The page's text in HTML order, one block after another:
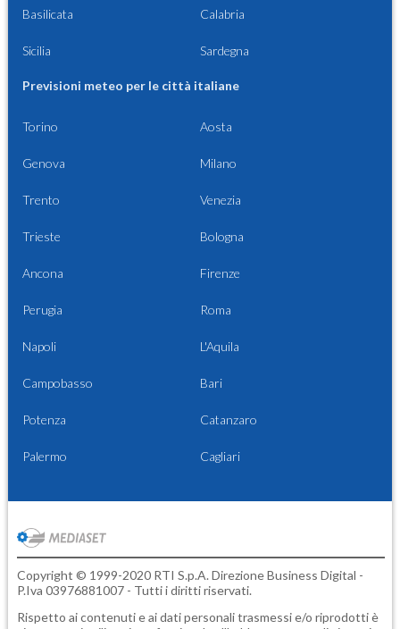
Basilicata Calabria
Sicilia Sardegna
Previsioni meteo per le città italiane
Torino Aosta
Genova Milano
Trento Venezia
Trieste Bologna
Ancona Firenze
Perugia Roma
Napoli L'Aquila
Campobasso Bari
Potenza Catanzaro
Palermo Cagliari
Copyright © 1999-2020 RTI S.p.A. Direzione Business Digital -
P.Iva 03976881007 - Tutti i diritti riservati.
Rispetto ai contenuti e ai dati personali trasmessi e/o riprodotti è